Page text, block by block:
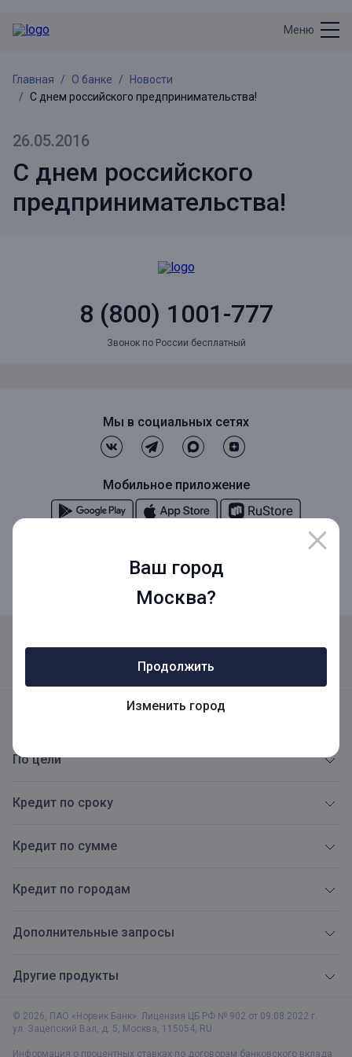
Ваш город
Москва?
Продолжить
Изменить город
Меню
Главная О банке
Новости
С днем российского предпринимательства!
26.05.2016
С днем российского
предпринимательства!
8 (800) 1001-777
Звонок по России бесплатный
© 2026, ПАО «Норвик Банк». Лицензия ЦБ РФ № 902 от 09.08.2022 г.
ул. Зацепский Вал, д. 5, Москва, 115054, RU
Информация о процентных ставках по договорам банковского вклада
РеквизитыАдресаКарьераОткрытая информация
НовостиВерсия для слабовидящих
Кредит под залог
По цели
Кредит по сроку
Кредит по сумме
Кредит по городам
Дополнительные запросы
Другие продукты
Мы в социальных сетях
Мобильное приложение